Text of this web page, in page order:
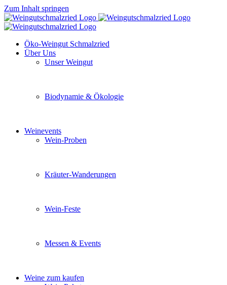
Zum Inhalt springen
Öko-Weingut Schmalzried
Über Uns
Unser Weingut
Biodynamie & Ökologie
Weinevents
Wein-Proben
Kräuter-Wanderungen
Wein-Feste
Messen & Events
Weine zum kaufen